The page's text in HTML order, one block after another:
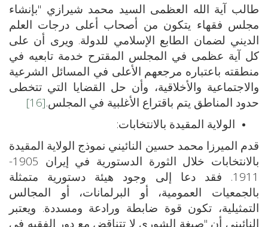
طالب آية الله العظمى السيد محمد شيرازي "بإنشاء
مجلس فقهاء يتكون من أصحاب أعلى درجات العلم
الديني لضمان الطابع الإسلامي للدولة. ويرى أن على
كل آية عظمى في المجلس المقترح خدمة تابعيه في
منطقته باعتباره مرجعهم الأعلى في المسائل الشرعية
والاجتماعية والأخلاقية، وأن حل القضايا التي تتخطى
حدود المناطق يتم باقتراع الأغلبية في المجلس.[16]
الولاية المقيدة بالانتخابات:
قدم الميرزا محمد حسين النائيني نموذج الولاية المقيدة
بالانتخابات خلال الثورة الدستورية في إيران 1905-
1911. فقد دعا إلى وجود هيئة دستورية متمثلة
بالجمعيات العمومية، أو البرلمانات، أو المجالس
التمثيلية، تكون قوة ضابطة ورادعة ومسددة. ويعتبر
النائيني أن "صيغة الشورى لا تتناقض مع دور الفقيه في